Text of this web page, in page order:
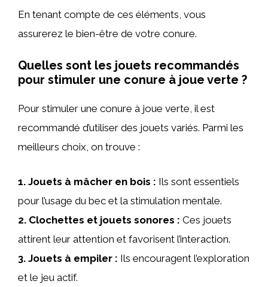
En tenant compte de ces éléments, vous
assurerez le bien-être de votre conure.
Quelles sont les jouets recommandés
pour stimuler une conure à joue verte ?
Pour stimuler une conure à joue verte, il est
recommandé d’utiliser des jouets variés. Parmi les
meilleurs choix, on trouve :
1. Jouets à mâcher en bois : Ils sont essentiels
pour l’usage du bec et la stimulation mentale.
2. Clochettes et jouets sonores : Ces jouets
attirent leur attention et favorisent l’interaction.
3. Jouets à empiler : Ils encouragent l’exploration
et le jeu actif.